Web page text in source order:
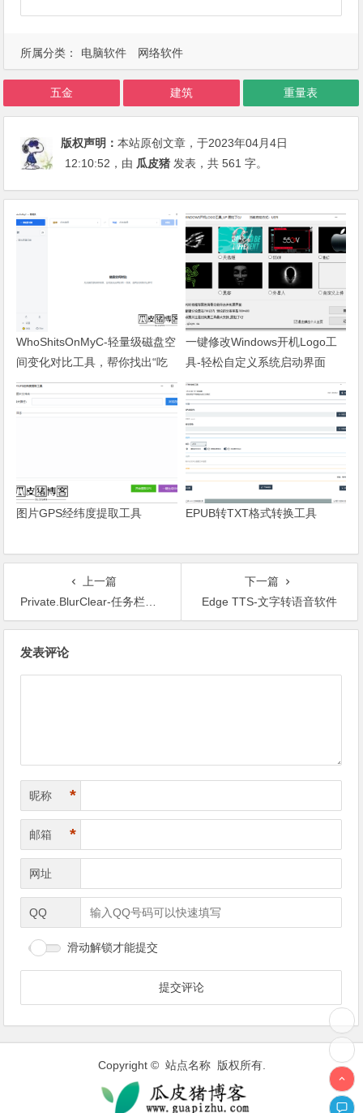
所属分类： 电脑软件 网络软件
五金 建筑 重量表
版权声明：本站原创文章，于2023年04月4日
12:10:52 ，由 瓜皮猪 发表，共 561 字。
WhoShitsOnMyC-轻量级磁盘空
间变化对比工具，帮你找出“吃
掉”空间的罪魁祸首
一键修改Windows开机Logo工
具-轻松自定义系统启动界面
图片GPS经纬度提取工具 EPUB转TXT格式转换工具
上一篇
Private.BlurClear-任务栏透明软件
下一篇
Edge TTS-文字转语音软件
发表评论
昵称 *
邮箱 *
网址
QQ
滑动解锁才能提交
Copyright © 站点名称 版权所有.